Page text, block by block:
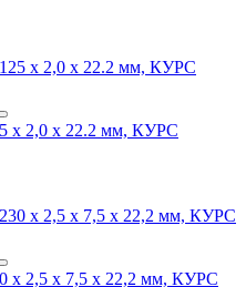
х 2,0 х 22.2 мм, КУРС
х 2,5 х 7,5 х 22,2 мм, КУРС